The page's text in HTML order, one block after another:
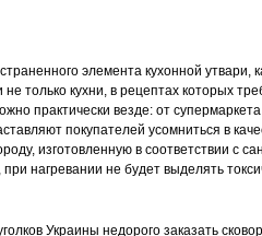
элемента кухонной утвари,
только кухни, в рецептах которых
практически везде: от
покупателей усомниться в
изготовленную в соответствии с
нагревании не будет выделять
Украины недорого заказать